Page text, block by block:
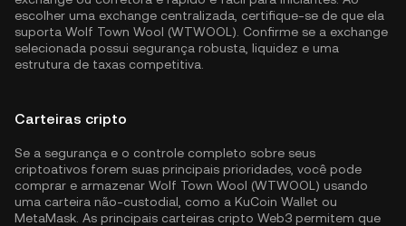
escolher uma exchange centralizada, certifique-se de que ela
suporta Wolf Town Wool (WTWOOL). Confirme se a exchange
selecionada possui segurança robusta, liquidez e uma
estrutura de taxas competitiva.
Carteiras cripto
Se a segurança e o controle completo sobre seus
criptoativos forem suas principais prioridades, você pode
comprar e armazenar Wolf Town Wool (WTWOOL) usando
uma carteira não-custodial, como a KuCoin Wallet ou
MetaMask. As principais carteiras cripto Web3 permitem que